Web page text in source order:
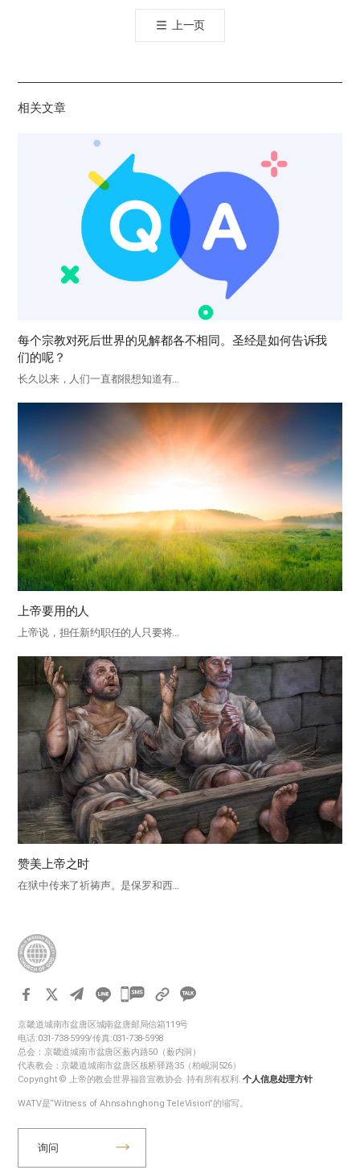
톡
공
기
上一页
相关文章
每个宗教对死后世界的见解都各不相同。圣经是如何告诉我
们的呢？
长久以来，人们一直都很想知道有…
上帝要用的人
上帝说，担任新约职任的人只要将…
赞美上帝之时
在狱中传来了祈祷声。是保罗和西…
카
오
톡
공
하
京畿道城南市盆唐区城南盆唐邮局信箱119号
电话:031-738-5999/传真:031-738-5998
总会：京畿道城南市盆唐区薮内路50（薮内洞）
代表教会：京畿道城南市盆唐区板桥驿路35（柏岘洞526）
Copyright © 上帝的教会世界福音宣教协会. 持有所有权利.个人信息处理方针
WATV是“Witness of Ahnsahnghong TeleVision”的缩写。
询问